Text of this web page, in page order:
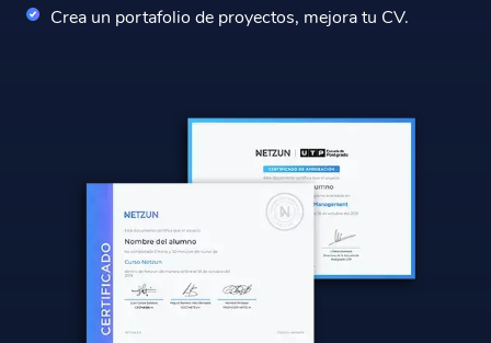
Crea un portafolio de proyectos, mejora tu CV.